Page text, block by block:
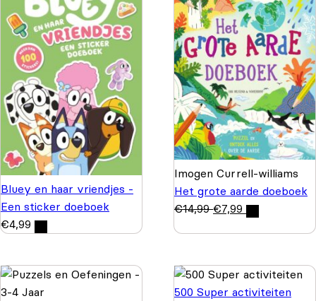
Bluey en haar vriendjes -
Een sticker doeboek
€4,99
Imogen Currell-williams
Het grote aarde doeboek
€14,99 €7,99
500 Super activiteiten